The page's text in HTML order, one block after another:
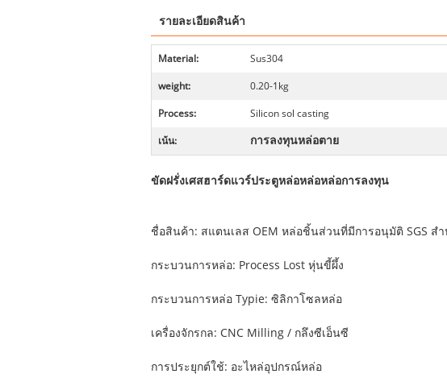
รายละเอียดสินค้า
Material: Sus304
weight: 0.20-1kg
Process: Silicon sol casting
เน้น: การลงทุนหล่อตาย
ขัดฝรั่งเศสฮาร์ดแวร์ประตูหล่อหล่อหล่อการลงทุน
ชื่อสินค้า: สแตนเลส OEM หล่อชิ้นส่วนที่มีการอนุมัติ SGS
กระบวนการหล่อ: Process Lost หุ่นขี้ผึ้ง
กระบวนการหล่อ Typie: ซิลิกาโซลหล่อ
เครื่องจักรกล: CNC Milling / กลึงซีเอ็นซี
การประยุกต์ใช้: อะไหล่อุปกรณ์หล่อ